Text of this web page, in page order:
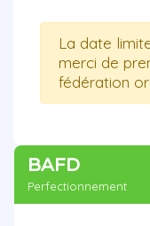
La date
merci de
fédération
BAFD
Perfectionnement